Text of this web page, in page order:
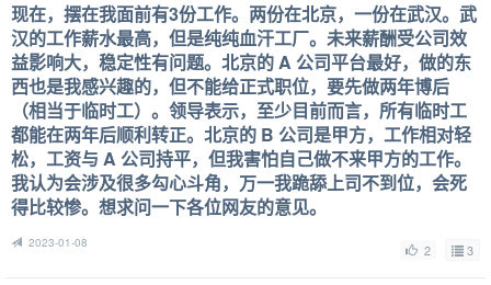
现在，摆在我面前有3份工作。两份在北京，一份在武汉。武
汉的工作薪水最高，但是纯纯血汗工厂。未来薪酬受公司效
益影响大，稳定性有问题。北京的 A 公司平台最好，做的东
西也是我感兴趣的，但不能给正式职位，要先做两年博后
（相当于临时工）。领导表示，至少目前而言，所有临时工
都能在两年后顺利转正。北京的 B 公司是甲方，工作相对轻
松，工资与 A 公司持平，但我害怕自己做不来甲方的工作。
我认为会涉及很多勾心斗角，万一我跪舔上司不到位，会死
得比较惨。想求问一下各位网友的意见。
2023-01-08 2 3